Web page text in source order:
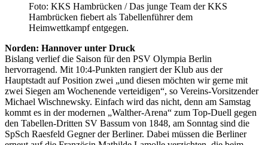
Foto: KKS Hambrücken / Das junge Team der KKS
Hambrücken fiebert als Tabellenführer dem
Heimwettkampf entgegen.
Norden: Hannover unter Druck
Bislang verlief die Saison für den PSV Olympia Berlin
hervorragend. Mit 10:4-Punkten rangiert der Klub aus der
Hauptstadt auf Position zwei „und diesen möchten wir gerne mit
zwei Siegen am Wochenende verteidigen“, so Vereins-Vorsitzender
Michael Wischnewsky. Einfach wird das nicht, denn am Samstag
kommt es in der modernen „Walther-Arena“ zum Top-Duell gegen
den Tabellen-Dritten SV Bassum von 1848, am Sonntag sind die
SpSch Raesfeld Gegner der Berliner. Dabei müssen die Berliner